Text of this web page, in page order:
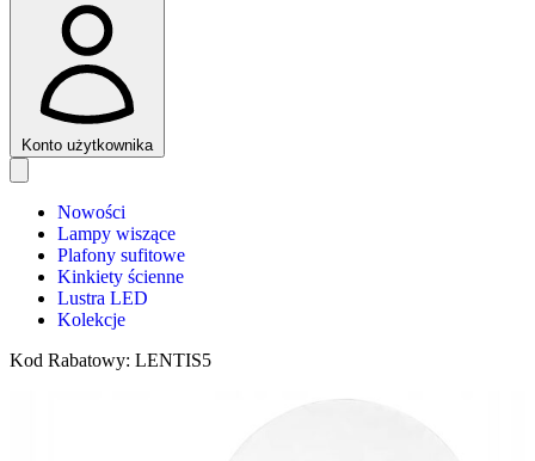
Konto użytkownika
Nowości
Lampy wiszące
Plafony sufitowe
Kinkiety ścienne
Lustra LED
Kolekcje
Kod Rabatowy: LENTIS5